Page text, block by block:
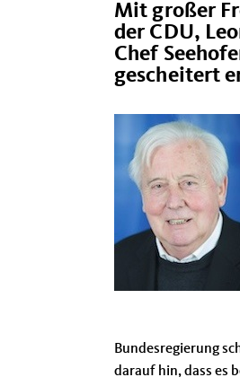
Mit großer
der CDU,
Chef
gescheitert
Bundesregierung
darauf hin, dass es